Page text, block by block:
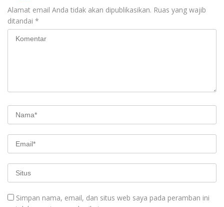
Alamat email Anda tidak akan dipublikasikan. Ruas yang wajib
ditandai *
Simpan nama, email, dan situs web saya pada peramban ini